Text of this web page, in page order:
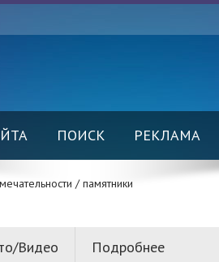
ПОИСК РЕКЛАМА
/ памятники
Видео Подробнее